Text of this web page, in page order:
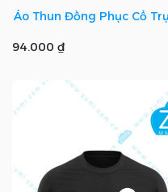
Áo Thun Đồng Phục Cổ
94.000 ₫